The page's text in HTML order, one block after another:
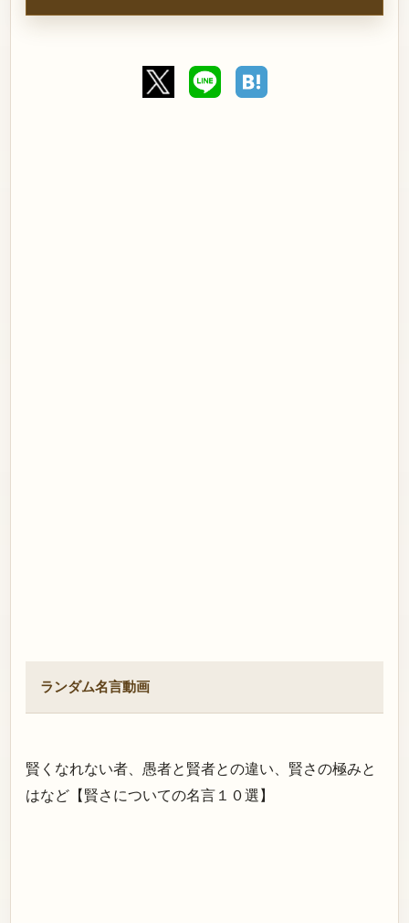
ランダム名言動画
賢くなれない者、愚者と賢者との違い、賢さの極みと
はなど【賢さについての名言１０選】